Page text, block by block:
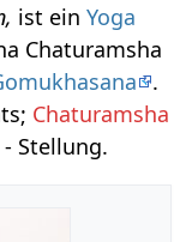
ist einYoga
Chaturamsha
.
Chaturamsha
- Stellung.